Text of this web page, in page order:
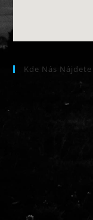
Kde Nás Nájdete